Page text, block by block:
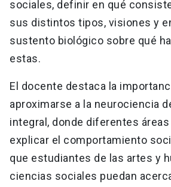
sociales, definir en qué
sus distintos tipos, visiones y
sustento biológico sobre qué
estas.
El docente destaca la
aproximarse a la neurociencia
integral, donde diferentes
explicar el comportamiento
que estudiantes de las artes y
ciencias sociales puedan